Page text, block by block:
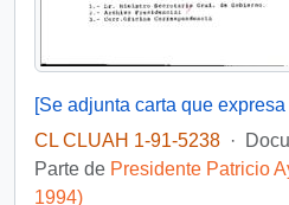
CL CLUAH 1-91-5238 ·
Parte de Presidente Patricio
1994)